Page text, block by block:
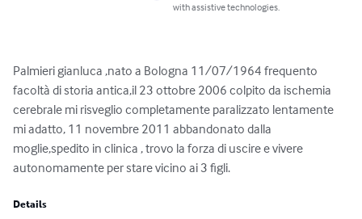
with assistive technologies.
Palmieri gianluca ,nato a Bologna 11/07/1964 frequento
facoltà di storia antica,il 23 ottobre 2006 colpito da ischemia
cerebrale mi risveglio completamente paralizzato lentamente
mi adatto, 11 novembre 2011 abbandonato dalla
moglie,spedito in clinica , trovo la forza di uscire e vivere
autonomamente per stare vicino ai 3 figli.
Details